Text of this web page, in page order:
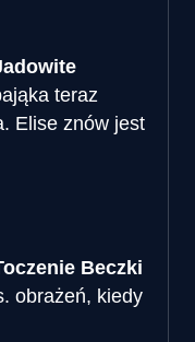
teraz
Elise znów jest
Beczki
obrażeń, kiedy